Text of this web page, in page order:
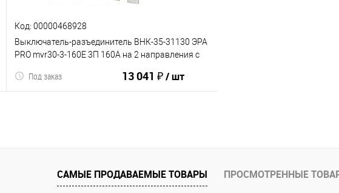
Код: 00000468928
Выключатель-разъединитель ВНК-35-31130 ЭРА
PRO mvr30-3-160E 3П 160А на 2 направления с
(Б0054015)
13 041 ₽/ шт
Под заказ
К сравнению В избранное
САМЫЕ ПРОДАВАЕМЫЕ ТОВАРЫ ПРОСМОТРЕННЫЕ